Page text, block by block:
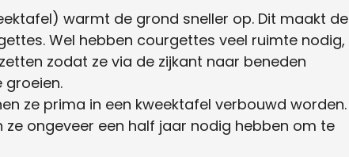
warmt de grond sneller op. Dit maakt de
Wel hebben courgettes veel ruimte nodig,
zodat ze via de zijkant naar beneden
ze prima in een kweektafel verbouwd worden.
ongeveer een half jaar nodig hebben om te